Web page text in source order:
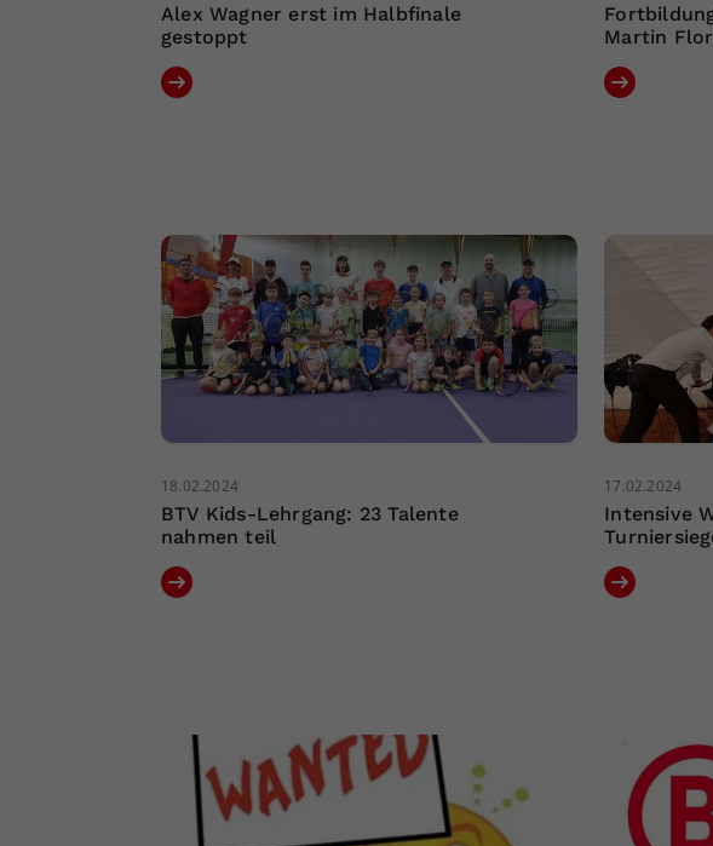
Alex Wagner erst im Halbfinale
gestoppt
Martin
18.02.2024
BTV Kids-Lehrgang: 23 Talente
nahmen teil
17.02.2024
Intensive